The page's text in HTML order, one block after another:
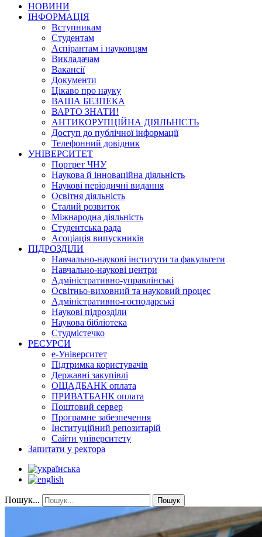
НОВИНИ
ІНФОРМАЦІЯ
Вступникам
Студентам
Аспірантам і науковцям
Викладачам
Вакансії
Документи
Цікаво про науку
ВАША БЕЗПЕКА
ВАРТО ЗНАТИ!
АНТИКОРУПЦІЙНА ДІЯЛЬНІСТЬ
Доступ до публічної інформації
Телефонний довідник
УНІВЕРСИТЕТ
Портрет ЧНУ
Наукова й інноваційна діяльність
Наукові періодичні видання
Освітня діяльність
Сталий розвиток
Міжнародна діяльність
Студентська рада
Асоціація випускників
ПІДРОЗДІЛИ
Навчально-наукові інститути та факультети
Навчально-наукові центри
Адміністративно-управлінські
Освітньо-виховний та науковий процес
Адміністративно-господарські
Наукові підрозділи
Наукова бібліотека
Студмістечко
РЕСУРСИ
е-Університет
Підтримка користувачів
Державні закупівлі
ОЩАДБАНК оплата
ПРИВАТБАНК оплата
Поштовий сервер
Програмне забезпечення
Інституційний репозитарій
Сайти університету
Запитати у ректора
Пошук... Пошук